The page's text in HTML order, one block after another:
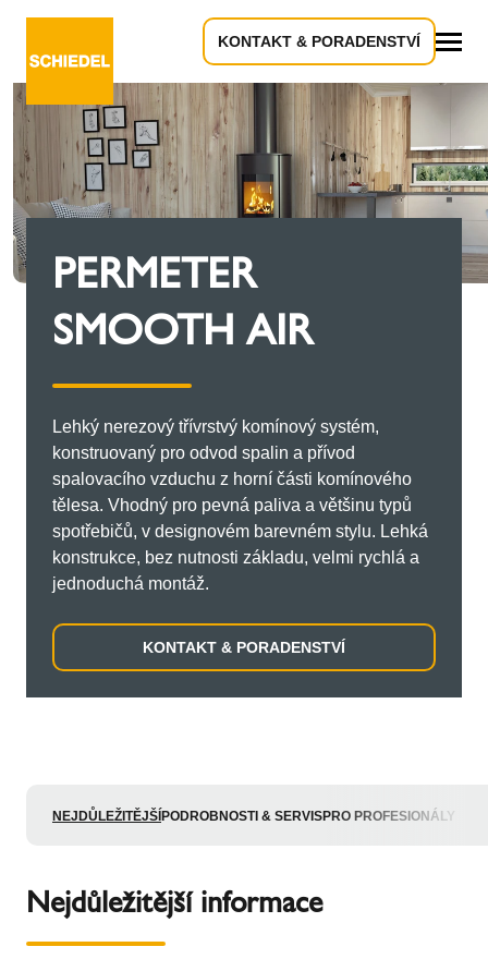
KONTAKT & PORADENSTVÍ
PERMETER
SMOOTH AIR
Lehký nerezový třívrstvý komínový systém,
konstruovaný pro odvod spalin a přívod
spalovacího vzduchu z horní části komínového
tělesa. Vhodný pro pevná paliva a většinu typů
spotřebičů, v designovém barevném stylu. Lehká
konstrukce, bez nutnosti základu, velmi rychlá a
jednoduchá montáž.
KONTAKT & PORADENSTVÍ
NEJDŮLEŽITĚJŠÍ PODROBNOSTI & SERVISPRO PROFESIONÁLY
Nejdůležitější informace